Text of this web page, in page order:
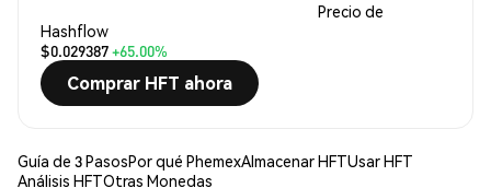
Precio de
Hashflow
$0.029387+65.00%
Comprar HFT ahora
Guía de 3 PasosPor qué PhemexAlmacenar HFTUsar HFT
Análisis HFTOtras Monedas